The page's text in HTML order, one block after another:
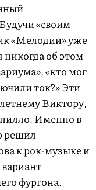
«своим
«Мелодии» уже
никогда об этом
«кто мог
ток?» Эти
Виктору,
Именно в
решил
к рок-музыке и
фургона.